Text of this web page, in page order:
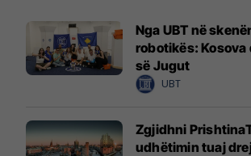
Nga UBT në
robotikës: Kosova
së Jugut
UBT
Zgjidhni
udhëtimin tuaj